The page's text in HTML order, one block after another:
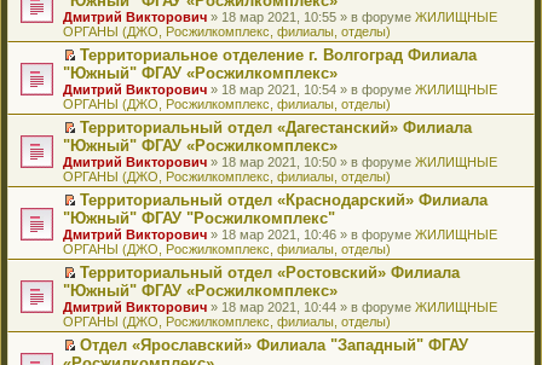
и
ю
о
б
щ
е
н
и
ю
о
м
у
с
о
о
б
щ
е
н
и
ю
и
т
а
н
н
о
м
у
с
о
о
б
щ
е
н
и
ю
е
п
р
о
ч
и
т
а
н
н
о
м
у
с
о
о
б
щ
е
н
и
ю
в
о
м
у
н
е
п
р
о
ч
и
т
а
н
н
о
м
у
с
о
о
б
щ
е
н
и
к
п
е
р
в
о
м
у
н
е
п
р
о
ч
и
т
а
н
н
о
м
у
с
о
е
р
е
й
т
и
к
п
е
р
в
о
м
у
н
е
п
р
о
ч
и
т
а
н
н
Дмитрий Викторович » 18 мар 2021, 10:55 » в форуме ЖИЛИЩНЫЕ
ОРГАНЫ (ДЖО, Росжилкомплекс, филиалы, отделы)
П
е
р
е
й
т
и
к
п
е
р
в
о
м
у
н
е
п
р
о
ч
Территориальное отделение г. Волгоград Филиала
"Южный" ФГАУ «Росжилкомплекс»
Дмитрий Викторович » 18 мар 2021, 10:54 » в форуме ЖИЛИЩНЫЕ
ОРГАНЫ (ДЖО, Росжилкомплекс, филиалы, отделы)
П
е
р
е
й
т
и
к
п
е
р
в
о
м
у
н
Территориальный отдел «Дагестанский» Филиала
"Южный" ФГАУ «Росжилкомплекс»
Дмитрий Викторович » 18 мар 2021, 10:50 » в форуме ЖИЛИЩНЫЕ
ОРГАНЫ (ДЖО, Росжилкомплекс, филиалы, отделы)
П
е
р
е
й
т
и
к
п
е
р
Территориальный отдел «Краснодарский» Филиала
"Южный" ФГАУ "Росжилкомплекс"
Дмитрий Викторович » 18 мар 2021, 10:46 » в форуме ЖИЛИЩНЫЕ
ОРГАНЫ (ДЖО, Росжилкомплекс, филиалы, отделы)
П
е
р
е
й
т
Территориальный отдел «Ростовский» Филиала
"Южный" ФГАУ «Росжилкомплекс»
Дмитрий Викторович » 18 мар 2021, 10:44 » в форуме ЖИЛИЩНЫЕ
ОРГАНЫ (ДЖО, Росжилкомплекс, филиалы, отделы)
П
Отдел «Ярославский» Филиала "Западный" ФГАУ